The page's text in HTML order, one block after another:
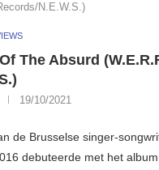
N.E.W.S.)
The Absurd
19/10/2021
de Brusselse singer-
debuteerde met het album